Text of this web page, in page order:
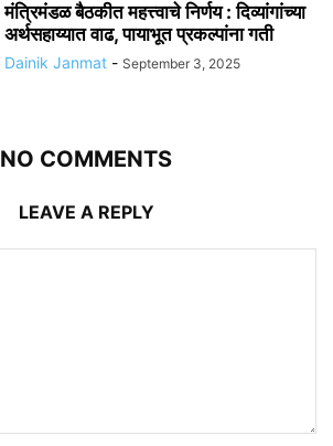
मंत्रिमंडळ बैठकीत महत्त्वाचे निर्णय : दिव्यांगांच्या
अर्थसहाय्यात वाढ, पायाभूत प्रकल्पांना गती
Dainik Janmat - September 3, 2025
NO COMMENTS
LEAVE A REPLY